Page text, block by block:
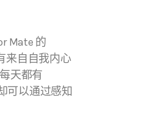
Mate 的
来自自我内心
天都有
可以通过感知